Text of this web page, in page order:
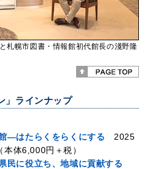
札幌市図書・情報館初代館長の淺野隆
」ラインナップ
―はたらくをらくにする 2025
体6,000円＋税）
に役立ち、地域に貢献する